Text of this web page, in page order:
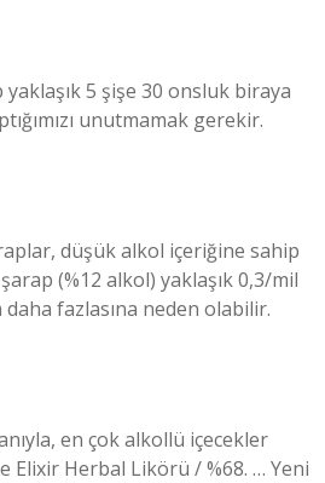
5 şişe 30 onsluk biraya
unutmamak gerekir.
düşük alkol içeriğine sahip
(%12 alkol) yaklaşık 0,3/mil
fazlasına neden olabilir.
en çok alkollü içecekler
Elixir Herbal Likörü / %68. … Yeni